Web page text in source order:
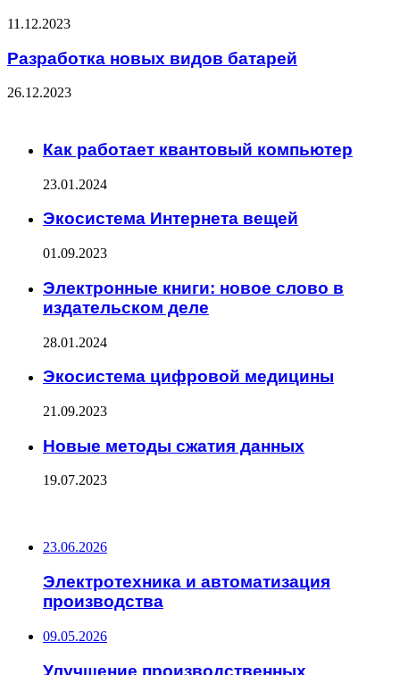
11.12.2023
Разработка новых видов батарей
26.12.2023
Как работает квантовый компьютер
23.01.2024
Экосистема Интернета вещей
01.09.2023
Электронные книги: новое слово в
издательском деле
28.01.2024
Экосистема цифровой медицины
21.09.2023
Новые методы сжатия данных
19.07.2023
23.06.2026
Электротехника и автоматизация
производства
09.05.2026
Улучшение производственных